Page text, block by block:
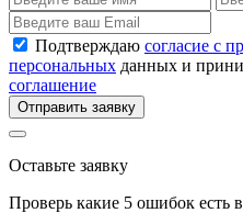
Подтверждаю согласие с
персональных данных и
соглашение
Отправить заявку
Оставьте заявку
Проверь какие 5 ошибок